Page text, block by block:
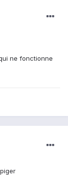
ne fonctionne